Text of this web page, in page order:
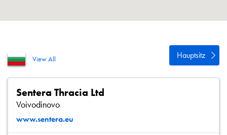
View All Hauptsitz
Sentera Thracia Ltd
Voivodinovo
www.sentera.eu
Sitemap
Einloggen